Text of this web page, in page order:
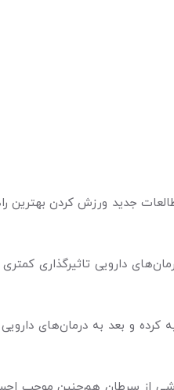
جدید ورزش کردن بهترین
دارویی تاثیرگذاری کمتری
و بعد به درمان‌های